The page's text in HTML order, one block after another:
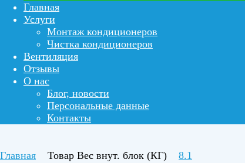
Главная
Услуги
Монтаж кондиционеров
Чистка кондиционеров
Вентиляция
Отзывы
О нас
Блог, новости
Персональные данные
Контакты
Главная Товар Вес внут. блок (КГ) 8.1